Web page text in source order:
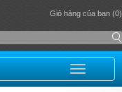
Giỏ hàng của bạn (0)